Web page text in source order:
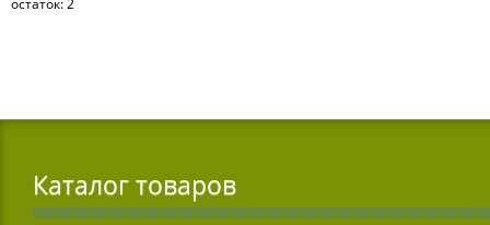
Каталог товаров